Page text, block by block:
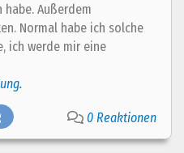
habe. Außerdem
Normal habe ich solche
ich werde mir eine
0 Reaktionen